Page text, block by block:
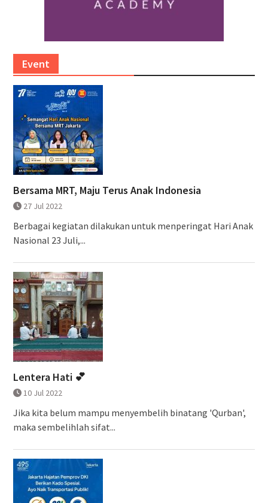
Event
Bersama MRT, Maju Terus Anak Indonesia
27 Jul 2022
Berbagai kegiatan dilakukan untuk menperingat Hari Anak
Nasional 23 Juli,...
Lentera Hati 💕
10 Jul 2022
Jika kita belum mampu menyembelih binatang 'Qurban',
maka sembelihlah sifat...